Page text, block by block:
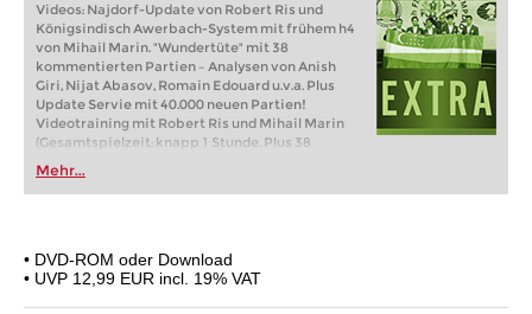
Videos: Najdorf-Update von Robert Ris und
Königsindisch Awerbach-System mit frühem h4
von Mihail Marin. "Wundertüte" mit 38
kommentierten Partien – Analysen von Anish
Giri, Nijat Abasov, Romain Edouard u.v.a. Plus
Update Servie mit 40.000 neuen Partien!
Videotraining mit Robert Ris und Mihail Marin
(Gesamtspielzeit: knapp 1 Stunde. Plus 38
ausführliche Analysen von Anish Giri, Romain
Edouard, Lubomir Ftacnik, Michal Krasenkow,
u.v.a. Das ChessBase Magazin Extra ist die
Abonnement (6 Ausgaben pro Jahr). Lieferbar als
Download oder auf DVD.
Mehr...
• DVD-ROM oder Download
• UVP 12,99 EUR incl. 19% VAT